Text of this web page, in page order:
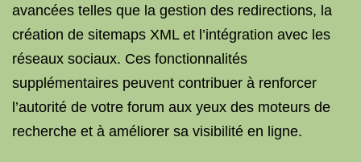
avancées telles que la gestion des redirections, la
création de sitemaps XML et l’intégration avec les
réseaux sociaux. Ces fonctionnalités
supplémentaires peuvent contribuer à renforcer
l’autorité de votre forum aux yeux des moteurs de
recherche et à améliorer sa visibilité en ligne.